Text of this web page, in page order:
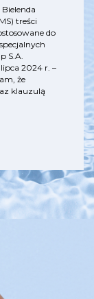
treści
do
S.A.
2024 r. –
że
klauzulą